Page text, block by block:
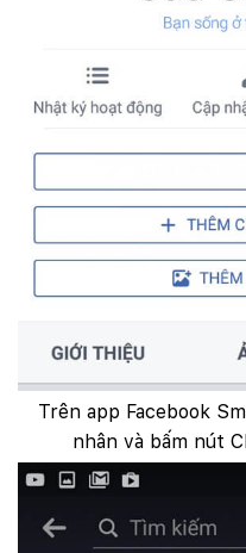
Trên app Facebook
nhân và bấm nút